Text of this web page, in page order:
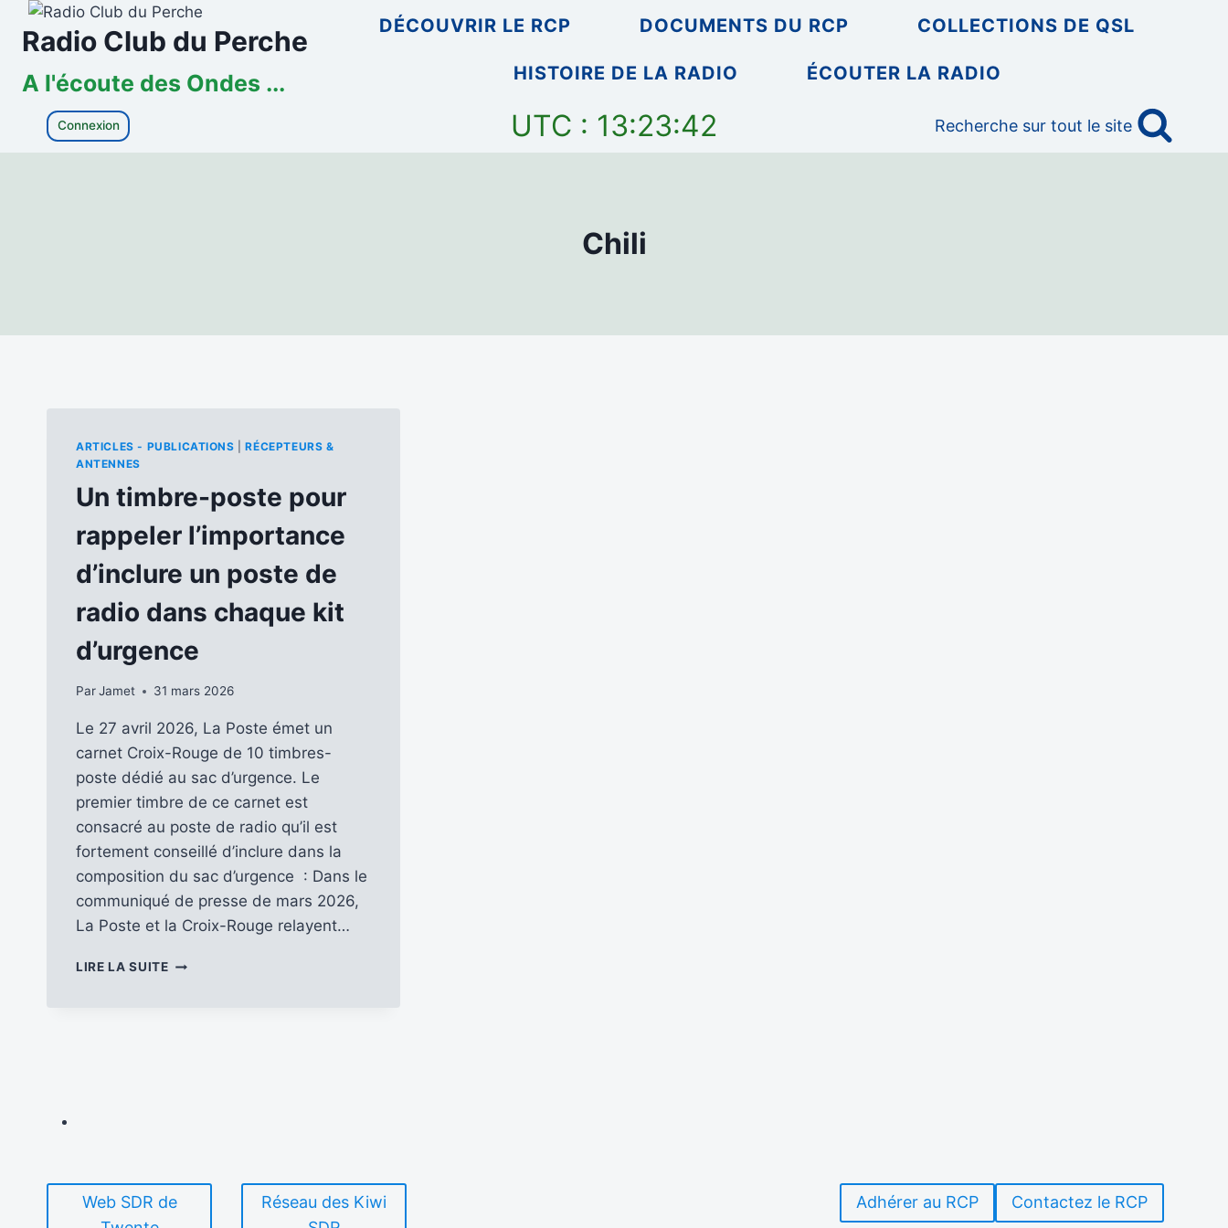
Aller
Radio Club du Perche
A l'écoute des Ondes ...
DÉCOUVRIR LE RCP DOCUMENTS DU RCP COLLECTIONS DE QSL
HISTOIRE DE LA RADIO ÉCOUTER LA RADIO
Connexion UTC : 13:23:42 Recherche sur tout le site
Chili
ARTICLES - PUBLICATIONS |RÉCEPTEURS &
ANTENNES
Un timbre-poste pour
rappeler l’importance
d’inclure un poste de
radio dans chaque kit
d’urgence
ParJamet 31 mars 2026
Le 27 avril 2026, La Poste émet un
carnet Croix-Rouge de 10 timbres-
poste dédié au sac d’urgence. Le
premier timbre de ce carnet est
consacré au poste de radio qu’il est
fortement conseillé d’inclure dans la
composition du sac d’urgence : Dans le
communiqué de presse de mars 2026,
La Poste et la Croix-Rouge relayent…
LIRE LA SUITEUN
KIT
Web SDR de
Réseau des Kiwi
Adhérer au RCP Contactez le RCP